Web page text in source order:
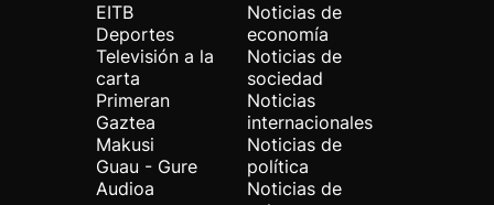
EITB
Deportes
Televisión a la
carta
Primeran
Gaztea
Makusi
Guau - Gure
Audioa
Noticias de
economía
Noticias de
sociedad
Noticias
internacionales
Noticias de
política
Noticias de